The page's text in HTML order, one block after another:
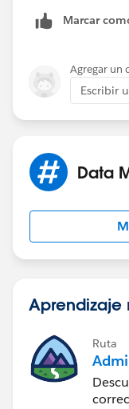
Marcar
Agregar un
Escribir
Data
Ruta